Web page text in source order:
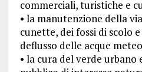
commerciali, turistiche e
• la manutenzione della
cunette, dei fossi di scolo
deflusso delle acque
• la cura del verde